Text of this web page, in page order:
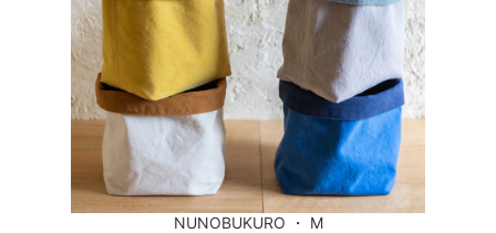
NUNOBUKURO ・ M